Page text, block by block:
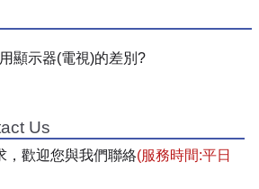
顯示器(電視)的差別?
Us
，歡迎您與我們聯絡(服務時間:平日